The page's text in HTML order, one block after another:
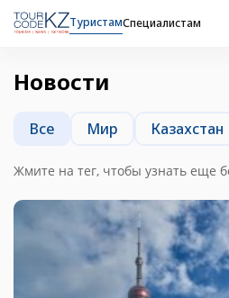
ТуристамСпециалистам
Новости
Все Мир Казахстан
Жмите на тег, чтобы узнать еще